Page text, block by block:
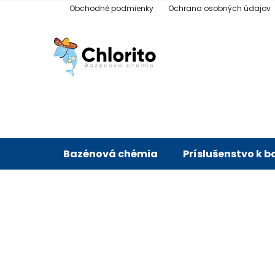
Obchodné podmienky Ochrana osobných údajov
Bazénová chémia Príslušenstvo k